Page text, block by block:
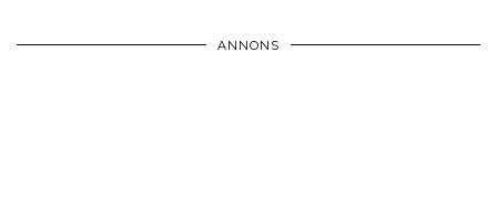
ANNONS